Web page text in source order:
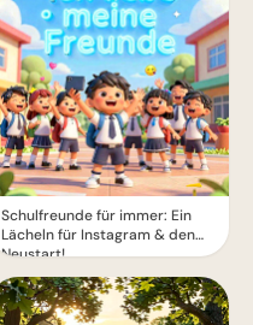
Schulfreunde für immer: Ein
Lächeln für Instagram & den
Neustart!